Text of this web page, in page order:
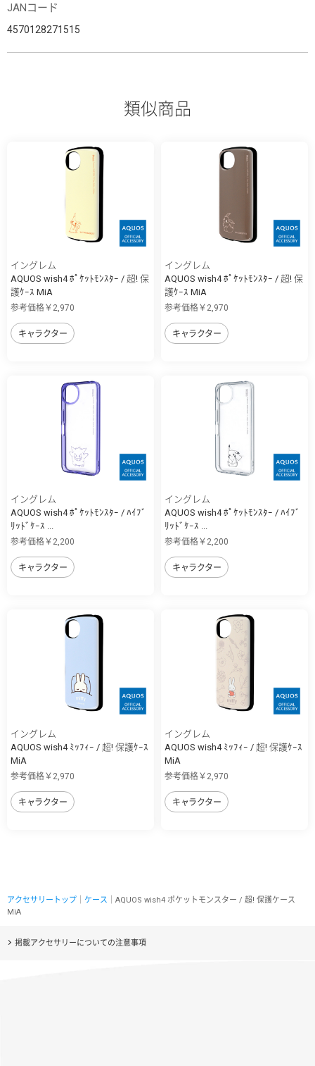
JANコード
4570128271515
類似商品
イングレム
AQUOS wish4 ﾎﾟｹｯﾄﾓﾝｽﾀｰ / 超! 保
護ｹｰｽ MiA
参考価格￥2,970
キャラクター
イングレム
AQUOS wish4 ﾎﾟｹｯﾄﾓﾝｽﾀｰ / 超! 保
護ｹｰｽ MiA
参考価格￥2,970
キャラクター
イングレム
AQUOS wish4 ﾎﾟｹｯﾄﾓﾝｽﾀｰ / ﾊｲﾌﾞ
ﾘｯﾄﾞｹｰｽ ...
参考価格￥2,200
キャラクター
イングレム
AQUOS wish4 ﾎﾟｹｯﾄﾓﾝｽﾀｰ / ﾊｲﾌﾞ
ﾘｯﾄﾞｹｰｽ ...
参考価格￥2,200
キャラクター
イングレム
AQUOS wish4 ﾐｯﾌｨｰ / 超! 保護ｹｰｽ
MiA
参考価格￥2,970
キャラクター
イングレム
AQUOS wish4 ﾐｯﾌｨｰ / 超! 保護ｹｰｽ
MiA
参考価格￥2,970
キャラクター
アクセサリートップ ケース ｜AQUOS wish4 ポケットモンスター / 超! 保護ケース
MiA
掲載アクセサリーについての注意事項